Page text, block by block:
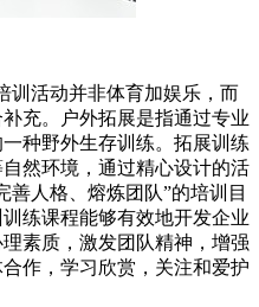
训活动并非体育加娱乐，而
充。户外拓展是指通过专业
种野外生存训练。拓展训练
然环境，通过精心设计的活
善人格、熔炼团队”的培训目
练课程能够有效地开发企业
素质，激发团队精神，增强
作，学习欣赏，关注和爱护